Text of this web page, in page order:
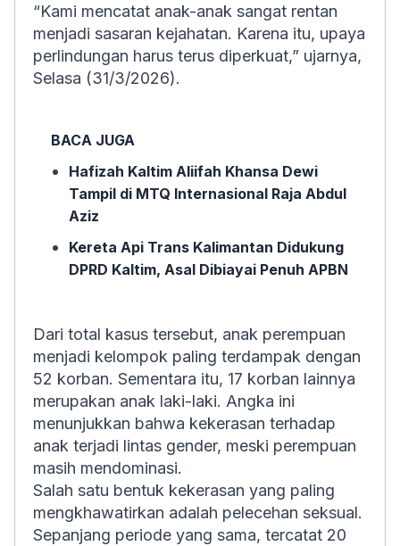
“Kami mencatat anak-anak sangat rentan
menjadi sasaran kejahatan. Karena itu, upaya
perlindungan harus terus diperkuat,” ujarnya,
Selasa (31/3/2026).
BACA JUGA
Hafizah Kaltim Aliifah Khansa Dewi
Tampil di MTQ Internasional Raja Abdul
Aziz
Kereta Api Trans Kalimantan Didukung
DPRD Kaltim, Asal Dibiayai Penuh APBN
Dari total kasus tersebut, anak perempuan
menjadi kelompok paling terdampak dengan
52 korban. Sementara itu, 17 korban lainnya
merupakan anak laki-laki. Angka ini
menunjukkan bahwa kekerasan terhadap
anak terjadi lintas gender, meski perempuan
masih mendominasi.
Salah satu bentuk kekerasan yang paling
mengkhawatirkan adalah pelecehan seksual.
Sepanjang periode yang sama, tercatat 20